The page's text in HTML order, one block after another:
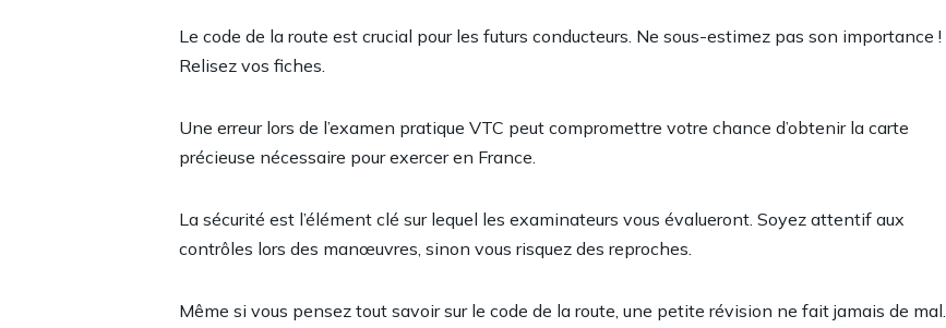
Le code de la route est crucial pour les futurs conducteurs. Ne sous-estimez pas son importance !
Relisez vos fiches.
Une erreur lors de l’examen pratique VTC peut compromettre votre chance d’obtenir la carte
précieuse nécessaire pour exercer en France.
La sécurité est l’élément clé sur lequel les examinateurs vous évalueront. Soyez attentif aux
contrôles lors des manœuvres, sinon vous risquez des reproches.
Même si vous pensez tout savoir sur le code de la route, une petite révision ne fait jamais de mal.